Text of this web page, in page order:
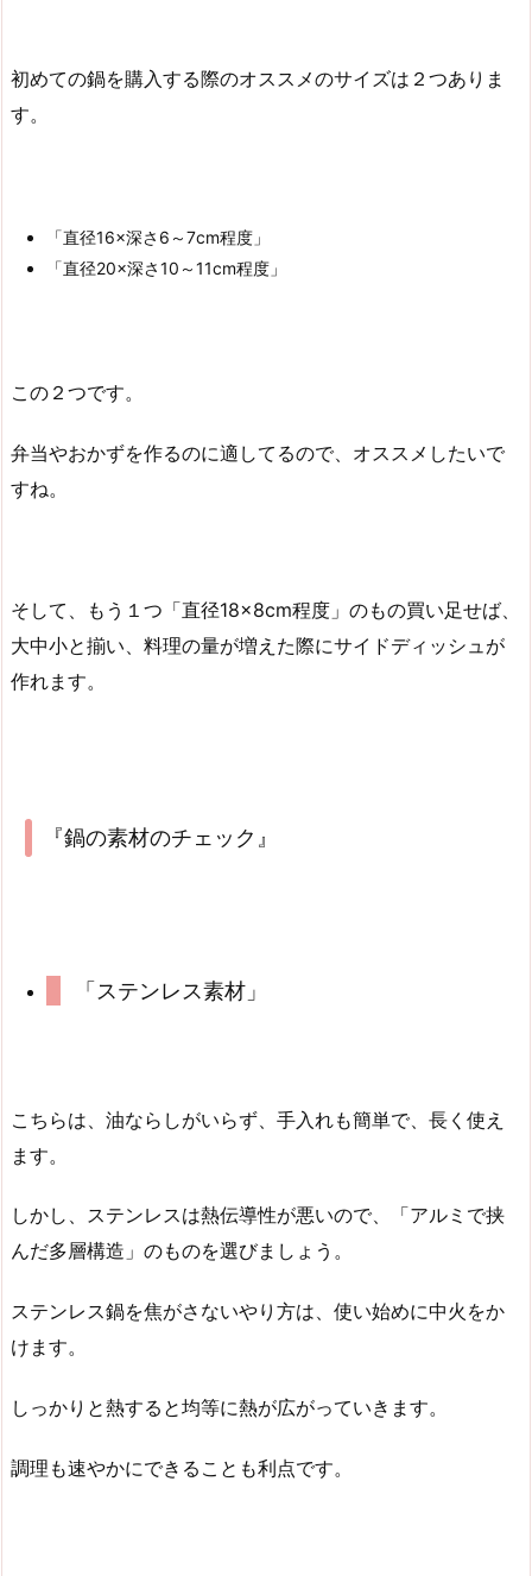
初めての鍋を購入する際のオススメのサイズは２つありま
す。
「直径16×深さ6～7cm程度」
「直径20×深さ10～11cm程度」
この２つです。
弁当やおかずを作るのに適してるので、オススメしたいで
すね。
そして、もう１つ「直径18×8cm程度」のもの買い足せば、
大中小と揃い、料理の量が増えた際にサイドディッシュが
作れます。
『鍋の素材のチェック』
「ステンレス素材」
こちらは、油ならしがいらず、手入れも簡単で、長く使え
ます。
しかし、ステンレスは熱伝導性が悪いので、「アルミで挟
んだ多層構造」のものを選びましょう。
ステンレス鍋を焦がさないやり方は、使い始めに中火をか
けます。
しっかりと熱すると均等に熱が広がっていきます。
調理も速やかにできることも利点です。